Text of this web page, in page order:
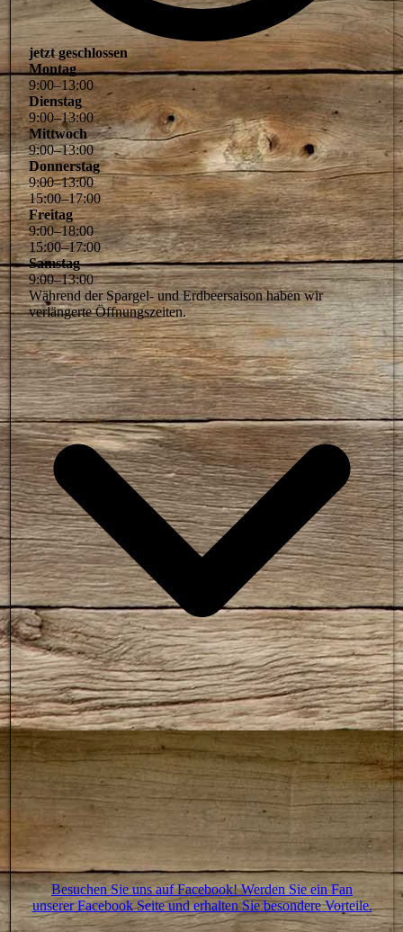
jetzt geschlossen
Montag
9:00–13:00
Dienstag
9:00–13:00
Mittwoch
9:00–13:00
Donnerstag
9:00–13:00
15:00–17:00
Freitag
9:00–18:00
15:00–17:00
Samstag
9:00–13:00
Während der Spargel- und Erdbeersaison haben wir
verlängerte Öffnungszeiten.
Besuchen Sie uns auf Facebook! Werden Sie ein Fan
unserer Facebook Seite und erhalten Sie besondere Vorteile.